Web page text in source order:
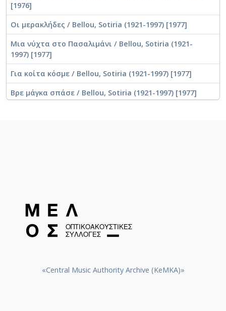
[1976]
Οι μερακλήδες / Bellou, Sotiria (1921-1997) [1977]
Μια νύχτα στο Πασαλιμάνι / Bellou, Sotiria (1921-
1997) [1977]
Για κοίτα κόσμε / Bellou, Sotiria (1921-1997) [1977]
Βρε μάγκα σπάσε / Bellou, Sotiria (1921-1997) [1977]
Να το προσέχεις το παιδί / Nikolaidis, Apostolos
Δεν βρίσκω ανταπόκριση / Sinaidis, Thodoros [1964]
«Central Music Authority Archive (KeMKA)»